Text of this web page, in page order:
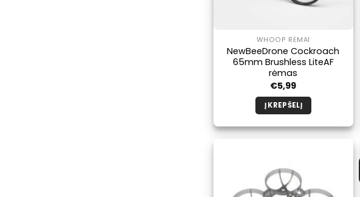
WHOOP RĖMAI
NewBeeDrone Cockroach
65mm Brushless LiteAF
rėmas
€5,99
Į KREPŠELĮ